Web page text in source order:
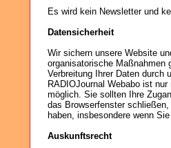
Es wird kein Newsletter und
Datensicherheit
Wir sichern unsere Website
organisatorische Maßnahmen
Verbreitung Ihrer Daten durch
RADIOJournal Webabo ist
möglich. Sie sollten Ihre
das Browserfenster
haben, insbesondere wenn
Auskunftsrecht